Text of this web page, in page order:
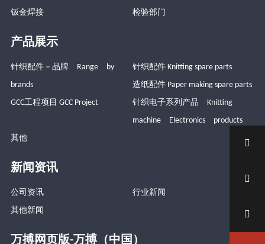
钣金焊接
检验部门
产品展示
针织配件－品牌 Range by
brands
针织配件 Knitting spare parts
造纸配件 Paper making spare parts
GCC工程项目 GCC Project
针织电子系列产品 Knitting
machine Electronics products
其他
新闻资讯
公司资讯
行业新闻
其他新闻
万搏网页版-万搏（中国）


